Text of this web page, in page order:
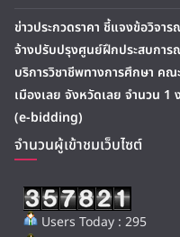
ข่าวประกวดราคา ชี้แจงข้อวิจาร
จ้างปรับปรุงศูนย์ฝึกประสบการ
บริการวิชาชีพทางการศึกษา คณ
เมืองเลย จังหวัดเลย จำนวน 1
(e-bidding)
จำนวนผู้เข้าชมเว็บไซต์
Users Today : 295